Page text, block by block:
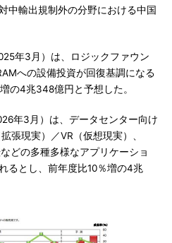
中輸出規制外の分野における中国
年3月）は、ロジックファウン
への設備投資が回復基調になる
の4兆348億円と予想した。
年3月）は、データセンター向け
張現実）／VR（仮想現実）、
どの多種多様なアプリケーショ
るとし、前年度比10％増の4兆